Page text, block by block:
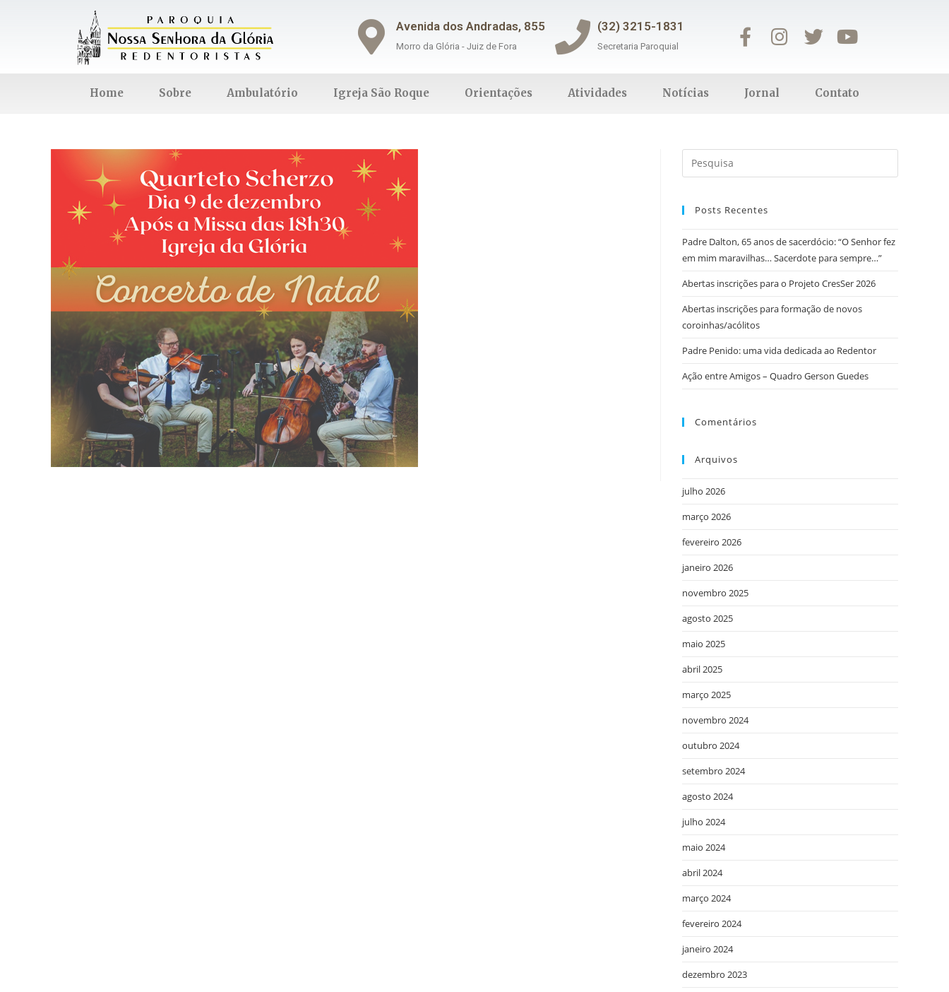
Avenida dos Andradas, 855
Morro da Glória - Juiz de Fora
(32) 3215-1831
Secretaria Paroquial
Home Sobre Ambulatório Igreja São Roque Orientações Atividades Notícias Jornal Contato
Posts Recentes
Padre Dalton, 65 anos de sacerdócio: “O Senhor fez
em mim maravilhas… Sacerdote para sempre…”
Abertas inscrições para o Projeto CresSer 2026
Abertas inscrições para formação de novos
coroinhas/acólitos
Padre Penido: uma vida dedicada ao Redentor
Ação entre Amigos – Quadro Gerson Guedes
Comentários
Arquivos
julho 2026
março 2026
fevereiro 2026
janeiro 2026
novembro 2025
agosto 2025
maio 2025
abril 2025
março 2025
novembro 2024
outubro 2024
setembro 2024
agosto 2024
julho 2024
maio 2024
abril 2024
março 2024
fevereiro 2024
janeiro 2024
dezembro 2023